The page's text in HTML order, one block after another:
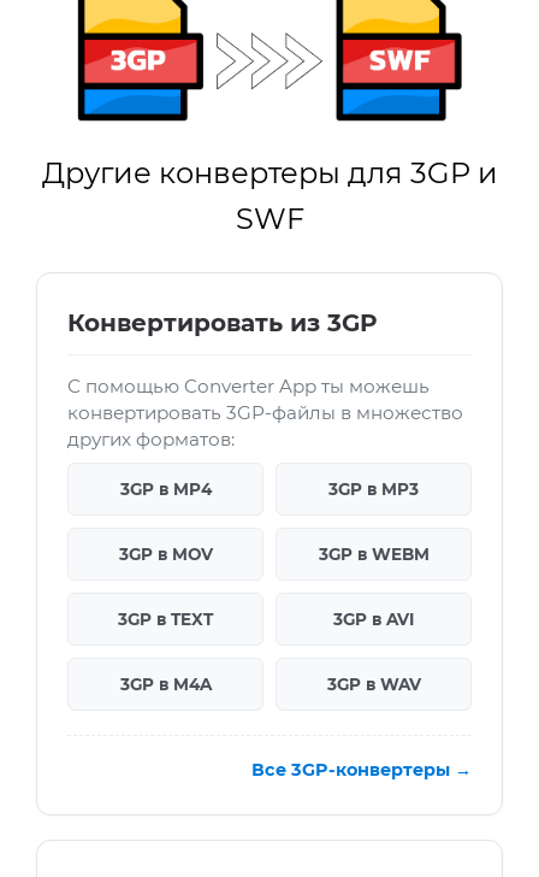
Другие конвертеры для 3GP и
SWF
Конвертировать из 3GP
С помощью Converter App ты можешь
конвертировать 3GP-файлы в множество
других форматов:
3GP в MP4 3GP в MP3
3GP в MOV 3GP в WEBM
3GP в TEXT 3GP в AVI
3GP в M4A 3GP в WAV
Все 3GP-конвертеры →